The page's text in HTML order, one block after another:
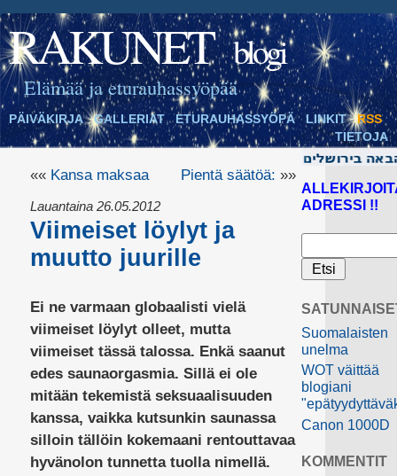
RAKUNET blogi
Elämää ja eturauhassyöpää
PÄIVÄKIRJA GALLERIAT ETURAUHASSYÖPÄ LINKIT
RSS
TIETOJA
«« Kansa maksaa Pientä säätöä: »»
Lauantaina 26.05.2012
Viimeiset löylyt ja
muutto juurille
Ei ne varmaan globaalisti vielä
viimeiset löylyt olleet, mutta
viimeiset tässä talossa. Enkä saanut
edes saunaorgasmia. Sillä ei ole
mitään tekemistä seksuaalisuuden
kanssa, vaikka kutsunkin saunassa
silloin tällöin kokemaani rentouttavaa
hyvänolon tunnetta tuolla nimellä.
ADRESSI !!
Suomalaisten
unelma
WOT väittää
blogiani
Canon 1000D
KOMMENTIT